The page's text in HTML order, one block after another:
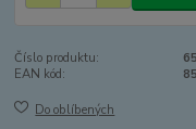
Číslo produktu:
EAN kód:
Do oblíbených